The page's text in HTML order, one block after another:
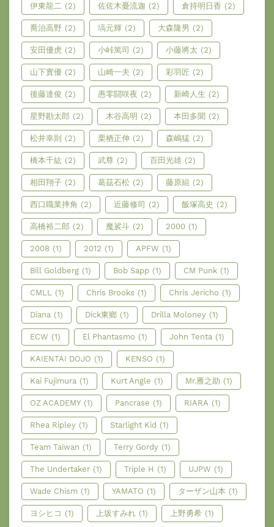
伊東龍二 (2) 佐佐木憂流迦 (2) 倉持明日香 (2)
喬治高野 (2) 塙元輝 (2) 大森隆男 (2)
安田優虎 (2) 小峠篤司 (2) 小藤將太 (2)
山下實優 (2) 山崎一夫 (2) 彩羽匠 (2)
後藤達俊 (2) 愚零闘咲夜 (2) 新崎人生 (2)
星野勘太郎 (2) 木谷高明 (2) 本田多聞 (2)
松井幸則 (2) 栗栖正伸 (2) 森嶋猛 (2)
橋本千紘 (2) 武尊 (2) 百田光雄 (2)
相田翔子 (2) 葛茲石松 (2) 藤原組 (2)
西口職業摔角 (2) 近藤修司 (2) 飯塚高史 (2)
高橋裕二郎 (2) 魔裟斗 (2) 2000 (1)
2008 (1) 2012 (1) APFW (1)
Bill Goldberg (1) Bob Sapp (1) CM Punk (1)
CMLL (1) Chris Brooks (1) Chris Jericho (1)
Diana (1) Dick東鄉 (1) Drilla Moloney (1)
ECW (1) El Phantasmo (1) John Tenta (1)
KAIENTAI DOJO (1) KENSO (1)
Kai Fujimura (1) Kurt Angle (1) Mr.雁之助 (1)
OZ ACADEMY (1) Pancrase (1) RIARA (1)
Rhea Ripley (1) Starlight Kid (1)
Team Taiwan (1) Terry Gordy (1)
The Undertaker (1) Triple H (1) UJPW (1)
Wade Chism (1) YAMATO (1) ターザン山本 (1)
ヨシヒコ (1) 上坂すみれ (1) 上野勇希 (1)